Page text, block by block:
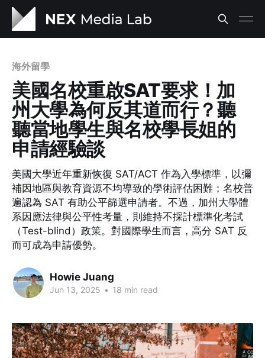
海外留學
美國名校重啟SAT要求！加
州大學為何反其道而行？聽
聽當地學生與名校學長姐的
申請經驗談
美國大學近年重新恢復 SAT/ACT 作為入學標準，以彌
補因地區與教育資源不均導致的學術評估困難；名校普
遍認為 SAT 有助公平篩選申請者。不過，加州大學體
系因應法律與公平性考量，則維持不採計標準化考試
（Test-blind）政策。對國際學生而言，高分 SAT 反
而可成為申請優勢。
Howie Juang
Jun 13, 2025 • 18 min read